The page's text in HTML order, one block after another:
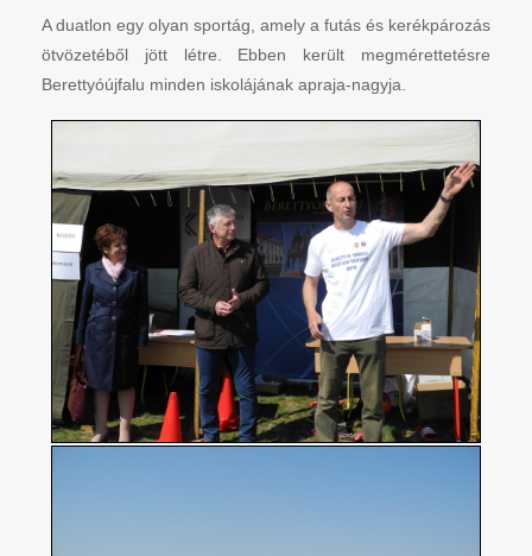
A duatlon egy olyan sportág, amely a futás és kerékpározás
ötvözetéből jött létre. Ebben került megmérettetésre
Berettyóújfalu minden iskolájának apraja-nagyja.